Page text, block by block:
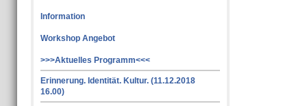
Information
Workshop Angebot
>>>Aktuelles Programm<<<
Erinnerung. Identität. Kultur. (11.12.2018
16.00)